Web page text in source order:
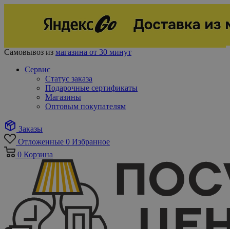
Самовывоз из магазина от 30 минут
Сервис
Статус заказа
Подарочные сертификаты
Магазины
Оптовым покупателям
Заказы
Отложенные 0 Избранное
0 Корзина